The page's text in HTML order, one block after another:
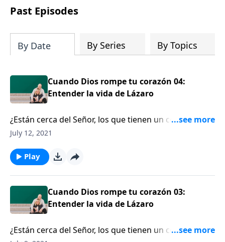
Dios para compartirlos con su familia,
su iglesia y su comunidad!
Past Episodes
By Date By Series By Topics
Cuando Dios rompe tu corazón 04:
Entender la vida de Lázaro
¿Están cerca del Señor, los que tienen un corazón
roto? Por supuesto, según el pastor Ed Underwood,
de leucemia. Él cuenta cómo contempló seriamente el
suicidio como una salida de su dolor, hasta que
de Lázaro. Acompáñenos para escuchar sobre lo que
Ed aprendió de esa historia acerca de hacer
oraciones peligrosas.
July 12, 2021
Play
Cuando Dios rompe tu corazón 03:
Entender la vida de Lázaro
¿Están cerca del Señor, los que tienen un corazón